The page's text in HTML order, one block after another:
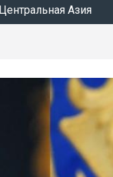
Центральная Азия